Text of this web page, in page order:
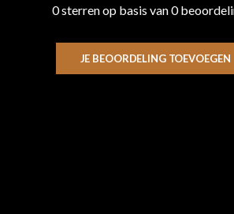
0 sterren op basis van 0
JE BEOORDELING TOEVOEGEN